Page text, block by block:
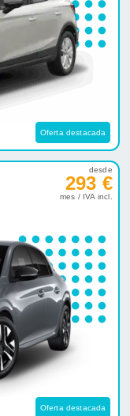
Oferta destacada
desde
293 €
mes / IVA incl.
Oferta destacada